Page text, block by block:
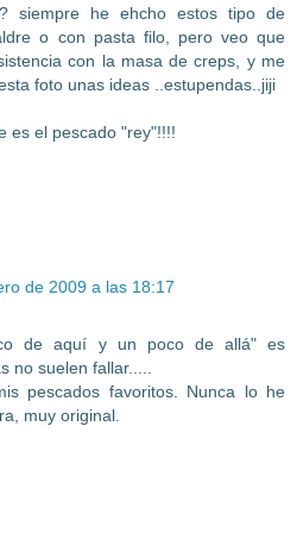
siempre he ehcho estos tipo de
o con pasta filo, pero veo que
con la masa de creps, y me
foto unas ideas ..estupendas..jiji
es el pescado "rey"!!!!
de 2009 a las 18:17
de aquí y un poco de allá" es
no suelen fallar.....
pescados favoritos. Nunca lo he
muy original.